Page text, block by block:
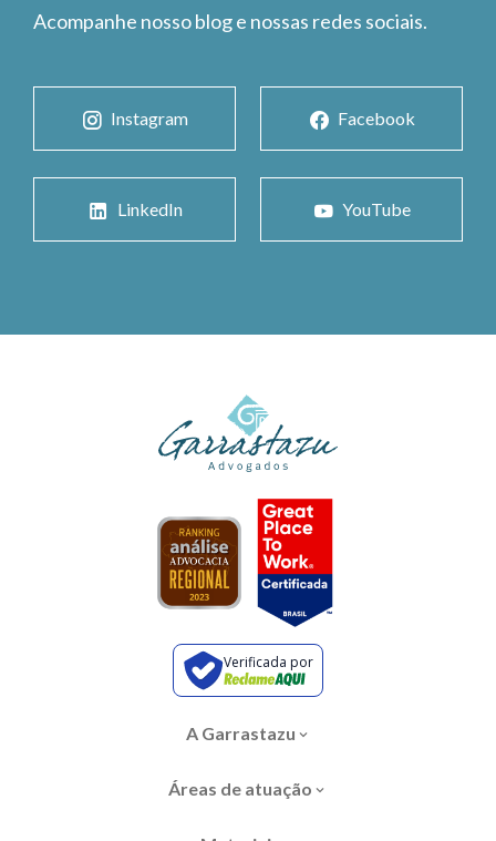
Acompanhe nosso blog e nossas redes sociais.
Instagram Facebook
LinkedIn YouTube
Verificada por
A Garrastazu
Áreas de atuação